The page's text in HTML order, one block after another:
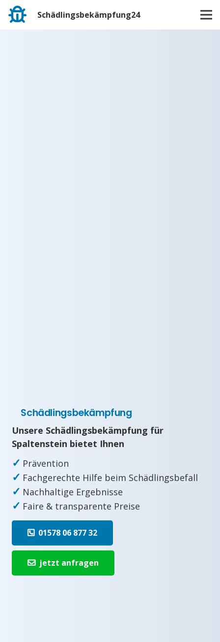
Schädlingsbekämpfung24
Schädlingsbekämpfung
Unsere Schädlingsbekämpfung für
Spaltenstein bietet Ihnen
✓ Prävention
✓ Fachgerechte Hilfe beim Schädlingsbefall
✓ Nachhaltige Ergebnisse
✓ Faire & transparente Preise
01578 06 877 32
jetzt anfragen